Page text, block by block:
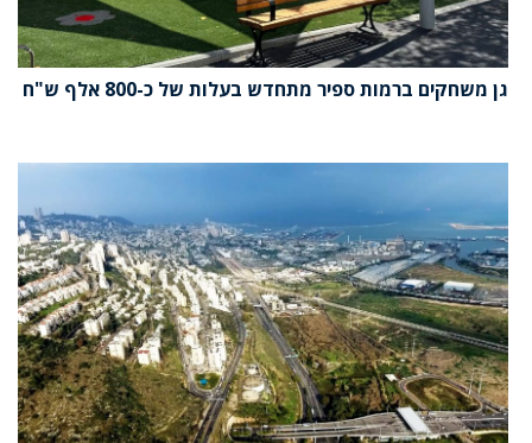
גן משחקים ברמות ספיר מתחדש בעלות של כ-800 אלף ש"ח